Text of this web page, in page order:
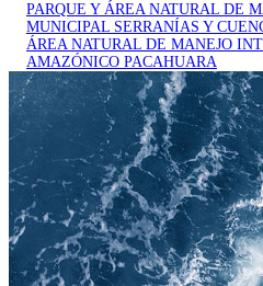
PARQUE Y ÁREA NATURAL DE
MUNICIPAL SERRANÍAS Y
ÁREA NATURAL DE MANEJO
AMAZÓNICO PACAHUARA